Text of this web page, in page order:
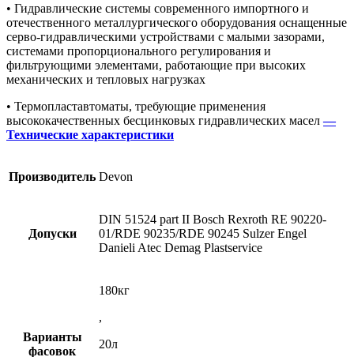
• Гидравлические системы современного импортного и
отечественного металлургического оборудования оснащенные
серво-гидравлическими устройствами с малыми зазорами,
системами пропорционального регулирования и
фильтрующими элементами, работающие при высоких
механических и тепловых нагрузках
• Термопластавтоматы, требующие применения
высококачественных бесцинковых гидравлических масел—
Технические характеристики
Производитель Devon
Допуски
DIN 51524 part II Bosсh Rexroth RE 90220-
01/RDE 90235/RDE 90245 Sulzer Engel
Danieli Atec Demag Plastservice
Варианты
фасовок
180кг
,
20л